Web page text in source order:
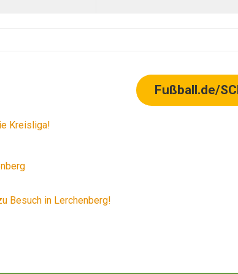
Fußball.de/
Kreisliga!
Besuch in Lerchenberg!